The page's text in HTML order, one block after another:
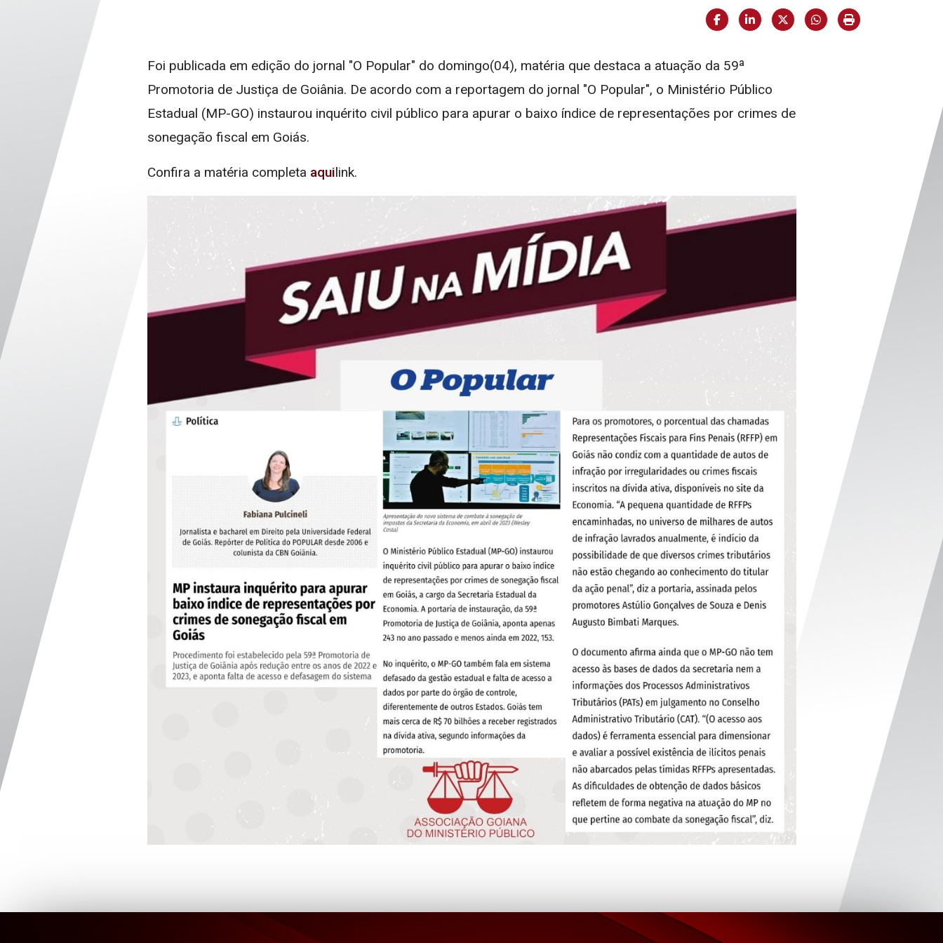
FacebookLinkedInX (formerly Twitter)Imprimir matéria
Foi publicada em edição do jornal "O Popular" do domingo(04), matéria que destaca a atuação da 59ª
Promotoria de Justiça de Goiânia. De acordo com a reportagem do jornal "O Popular", o Ministério Público
Estadual (MP-GO) instaurou inquérito civil público para apurar o baixo índice de representações por crimes de
sonegação fiscal em Goiás.
Confira a matéria completa aquilink.